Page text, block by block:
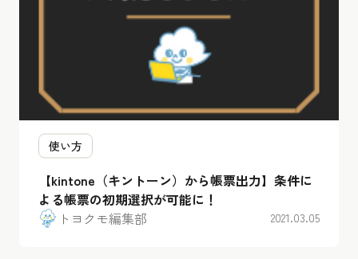
使い方
【kintone（キントーン）から帳票出力】条件に
よる帳票の初期選択が可能に！
トヨクモ編集部
2021.03.05